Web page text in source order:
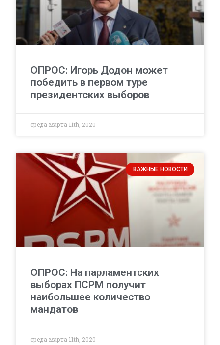
ОПРОС: Игорь Додон может
победить в первом туре
президентских выборов
среда марта 11th, 2020
ВАЖНЫЕ НОВОСТИ
ОПРОС: На парламентских
выборах ПСРМ получит
наибольшее количество
мандатов
среда марта 11th, 2020